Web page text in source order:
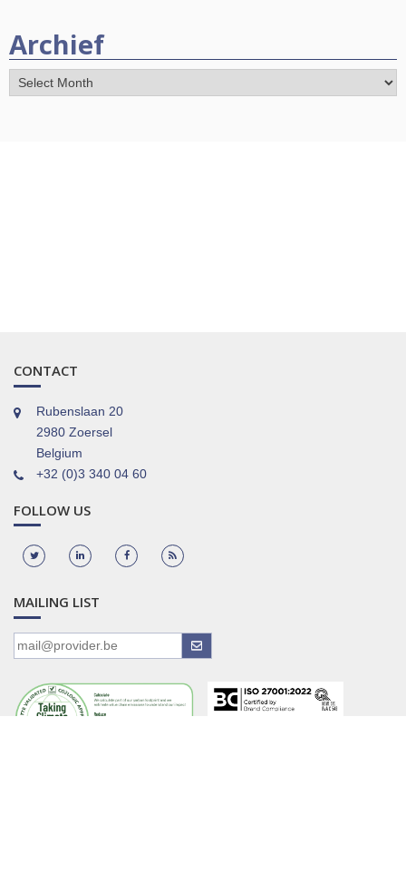
Archief
Archief
CONTACT
Rubenslaan 20
2980 Zoersel
Belgium
+32 (0)3 340 04 60
FOLLOW US
MAILING LIST